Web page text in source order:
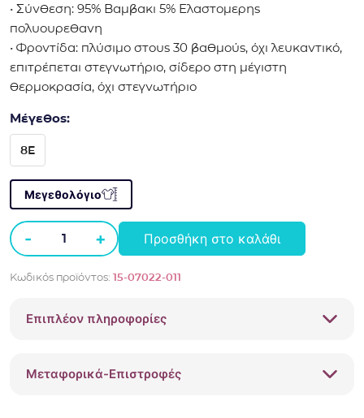
• Σύνθεση: 95% Βαμβακι 5% Ελαστομερης
πολυουρεθανη
• Φροντίδα: πλύσιμο στους 30 βαθμούς, όχι λευκαντικό,
επιτρέπεται στεγνωτήριο, σίδερο στη μέγιστη
θερμοκρασία, όχι στεγνωτήριο
Μέγεθος:
8E
Μεγεθολόγιο
-
Μπλούζα
Mayoral
διακριτικά
011
+ Προσθήκη στο καλάθι
Κωδικός προϊόντος: 15-07022-011
Επιπλέον πληροφορίες
Μεταφορικά-Επιστροφές